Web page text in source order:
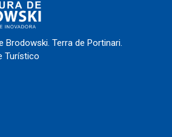
Brodowski. Terra de Portinari.
Turístico